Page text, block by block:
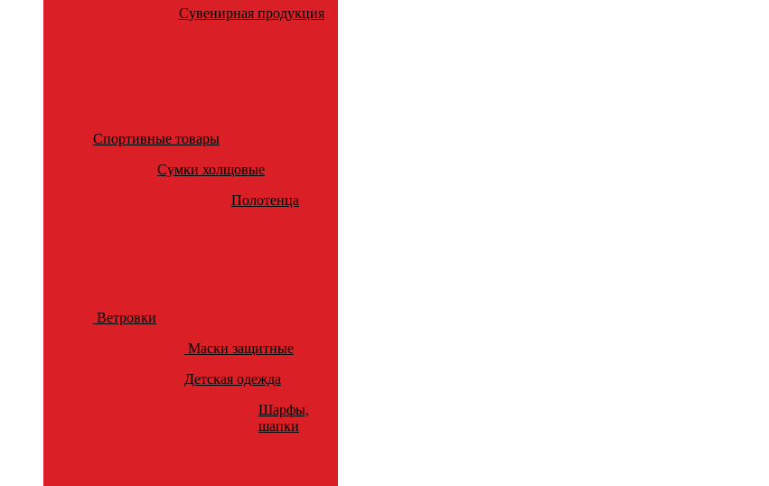
Сувенирная продукция
Спортивные товары
Сумки холщовые
Полотенца
Ветровки
Маски защитные
Детская одежда
Шарфы,
шапки